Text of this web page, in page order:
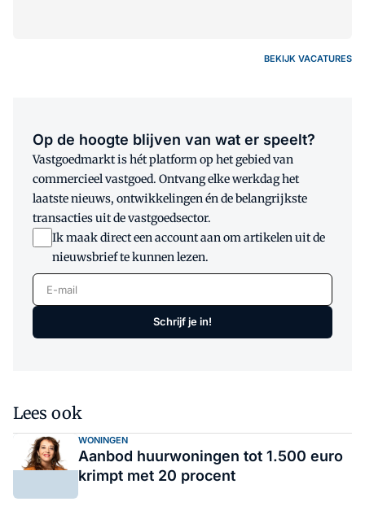
BEKIJK VACATURES
Op de hoogte blijven van wat er speelt?
Vastgoedmarkt is hét platform op het gebied van
commercieel vastgoed. Ontvang elke werkdag het
laatste nieuws, ontwikkelingen én de belangrijkste
transacties uit de vastgoedsector.
Ik maak direct een account aan om artikelen uit de
nieuwsbrief te kunnen lezen.
E-mail
Schrijf je in!
Lees ook
WONINGEN
Aanbod huurwoningen tot 1.500 euro
krimpt met 20 procent